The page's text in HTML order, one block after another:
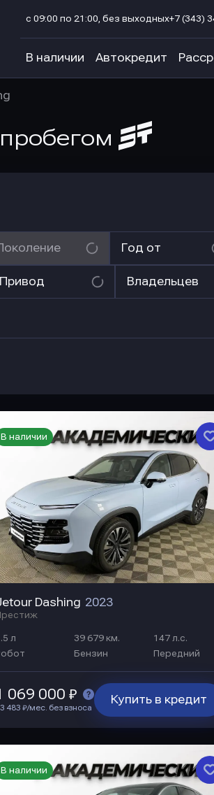
с 09:00 по 21:00, без выходных+7 (343)
В наличии Автокредит
Год от
Привод Владельцев
Dashing 2023
л 39 679 км.
147 л.с.
Бензин Передний
В наличии
Купить в кредит
069 000 ₽
483 ₽/мес. без взноса
В наличии